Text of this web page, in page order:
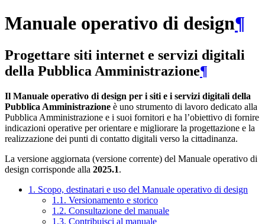
Manuale operativo di design¶
Progettare siti internet e servizi digitali
della Pubblica Amministrazione¶
Il Manuale operativo di design per i siti e i servizi digitali della
Pubblica Amministrazione è uno strumento di lavoro dedicato alla
Pubblica Amministrazione e i suoi fornitori e ha l’obiettivo di fornire
indicazioni operative per orientare e migliorare la progettazione e la
realizzazione dei punti di contatto digitali verso la cittadinanza.
La versione aggiornata (versione corrente) del Manuale operativo di
design corrisponde alla 2025.1.
1. Scopo, destinatari e uso del Manuale operativo di design
1.1. Versionamento e storico
1.2. Consultazione del manuale
1.3. Contribuisci al manuale